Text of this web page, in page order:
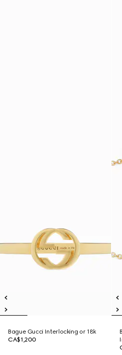
Bague Gucci Interlocking or 18k
CA$1,200